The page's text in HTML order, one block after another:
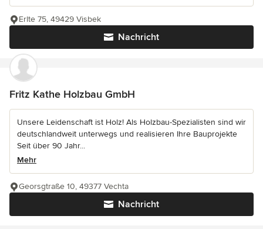
Nachricht
Erlte 75, 49429 Visbek
Fritz Kathe Holzbau GmbH
Unsere Leidenschaft ist Holz! Als Holzbau-Spezialisten sind wir
deutschlandweit unterwegs und realisieren Ihre Bauprojekte
Seit über 90 Jahr...
Mehr
Nachricht
Georsgtraße 10, 49377 Vechta